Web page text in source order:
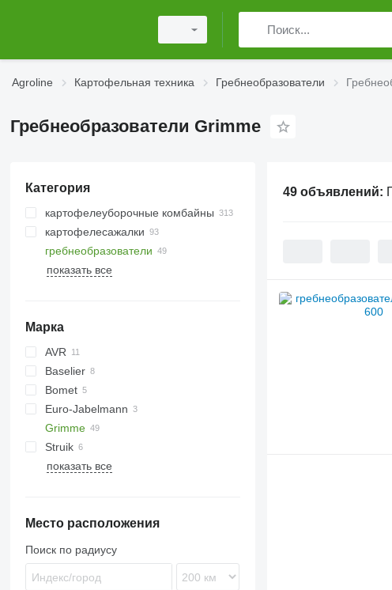
Agroline Картофельная техника Гребнеобразователи
Гребнеобразователи Grimme
Категория
картофелеуборочные комбайны
картофелесажалки
гребнеобразователи
показать все
Марка
AVR
MultiForce
Baselier
Bomet
U-series
Z-series
Euro-Jabelmann
Grimme
BFL
DF
GF 90
GF 400
Struik
показать все
Место расположения
Поиск по радиусу
49 объявлений: